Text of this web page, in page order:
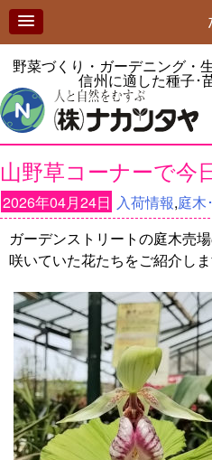
野菜づくり・ガーデニング・
信州に適した種子･
山野草コーナーで今
2026年04月24日 入荷情報,庭木
ガーデンストリートの庭木売
咲いていた花たちをご紹介しま